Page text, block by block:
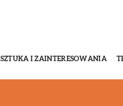
SZTUKA I ZAINTERESOWANIA